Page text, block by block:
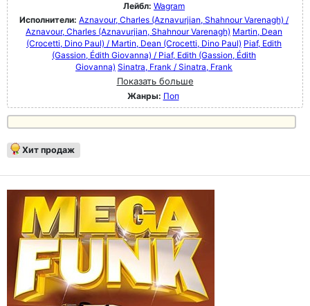
Лейбл: Wagram
Исполнители: Aznavour, Charles (Aznavurjian, Shahnour Varenagh) /
Aznavour, Charles (Aznavurjian, Shahnour Varenagh) Martin, Dean
(Crocetti, Dino Paul) / Martin, Dean (Crocetti, Dino Paul) Piaf, Edith
(Gassion, Édith Giovanna) / Piaf, Edith (Gassion, Édith
Giovanna) Sinatra, Frank / Sinatra, Frank
Показать больше
Жанры: Поп
Хит продаж